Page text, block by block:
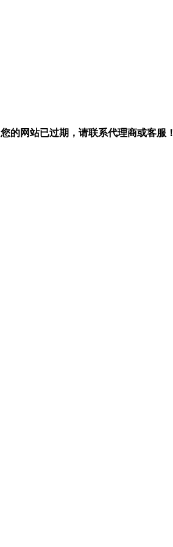
您的网站已过期，请联系代理商或客服！